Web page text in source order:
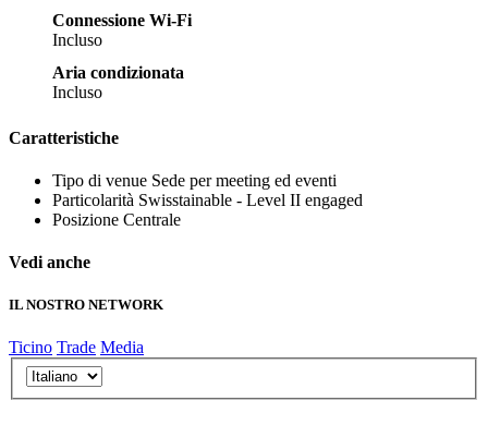
Connessione Wi-Fi
Incluso
Aria condizionata
Incluso
Caratteristiche
Tipo di venue Sede per meeting ed eventi
Particolarità Swisstainable - Level II engaged
Posizione Centrale
Vedi anche
IL NOSTRO NETWORK
Ticino Trade Media